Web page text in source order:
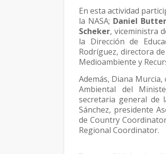
En esta actividad
la NASA; Daniel
Scheker, viceministra
la Dirección de
Rodríguez, directora
Medioambiente y
Además, Diana
Ambiental del
secretaria general de
Sánchez, presidente
de Country
Regional Coordinator.